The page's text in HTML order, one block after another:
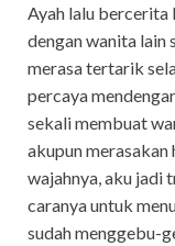
Ayah lalu bercerita
dengan wanita lain
merasa tertarik
percaya
sekali membuat
akupun
wajahnya, aku jadi
caranya untuk
sudah menggebu-